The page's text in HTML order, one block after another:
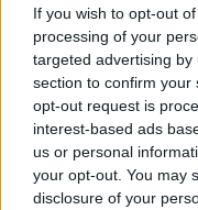
If you wish to opt-out
processing of your
targeted advertising
section to confirm your
opt-out request is
interest-based ads
us or personal
your opt-out. You may
disclosure of your
GyógyszerHatóanyag